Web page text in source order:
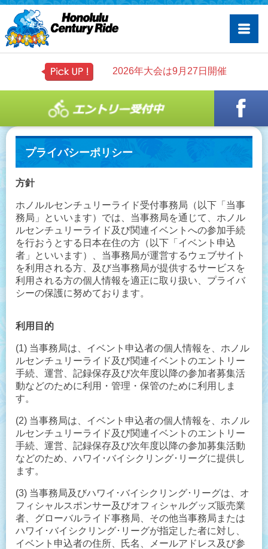
2026年大会は9月27日開催
プライバシーポリシー
方針
ホノルルセンチュリーライド受付事務局 （以下「当事
務局」といいます）では、当事務局を通じて、ホノル
ルセンチュリーライド及び関連イベントへの参加手続
を行おうとする日本在住の方（以下「イベント申込
者」といいます）、当事務局が運営するウェブサイト
を利用される方、及び当事務局が提供するサービスを
利用される方の個人情報を適正に取り扱い、プライバ
シーの保護に努めております。
利用目的
(1) 当事務局は、イベント申込者の個人情報を、ホノル
ルセンチュリーライド及び関連イベントのエントリー
手続、運営、記録保存及び次年度以降の参加者募集活
動などのために利用・管理・保管のために利用しま
す。
(2) 当事務局は、イベント申込者の個人情報を、ホノル
ルセンチュリーライド及び関連イベントのエントリー
手続、運営、記録保存及び次年度以降の参加募集活動
などのため、ハワイ･バイシクリング･リーグに提供し
ます。
(3) 当事務局及びハワイ･バイシクリング･リーグは、オ
フィシャルスポンサー及びオフィシャルグッズ販売業
者、グローバルライド事務局、その他当事務局または
ハワイ･バイシクリング･リーグが指定した者に対し、
イベント申込者の住所、氏名、メールアドレス及び参